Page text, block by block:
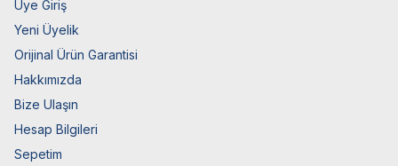
Üye Giriş
Yeni Üyelik
Orijinal Ürün Garantisi
Hakkımızda
Bize Ulaşın
Hesap Bilgileri
Sepetim